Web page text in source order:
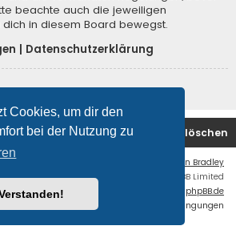
Cookies, um dir den
bei der Nutzung zu
beachte auch die jeweiligen
in diesem Board bewegst.
Datenschutzerklärung
Alle Cookies löschen
Kontakt
Ian Bradley
Powered byphpBB® Forum Software © phpBB Limited
Deutsche Übersetzung durch phpBB.de
Datenschutz
Nutzungsbedingungen